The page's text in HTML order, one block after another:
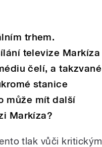
trhem.
televize Markíza
čelí, a takzvané
stanice
může mít další
Markíza?
tlak vůči kritickým